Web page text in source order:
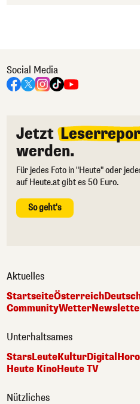
Social Media
Jetzt
werden.
Für jedes Foto in "Heute" oder
auf Heute.at gibt es 50 Euro.
So geht's
Aktuelles
StartseiteÖsterreich
CommunityWetter
Unterhaltsames
StarsLeuteKulturDigital
Heute KinoHeute TV
Nützliches